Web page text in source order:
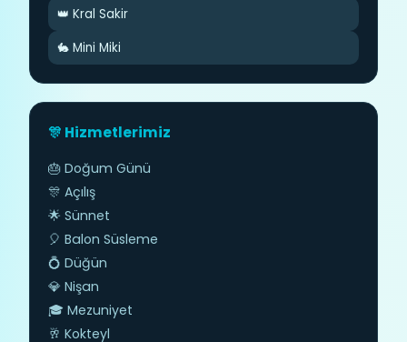
👑 Kral Sakir
🐇 Mini Miki
🎊 Hizmetlerimiz
🎂 Doğum Günü
🎊 Açılış
🌟 Sünnet
🎈 Balon Süsleme
💍 Düğün
💎 Nişan
🎓 Mezuniyet
🥂 Kokteyl